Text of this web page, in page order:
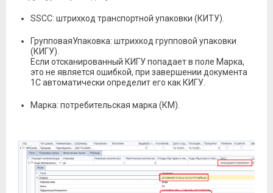
SSCC: штрихкод транспортной упаковки (КИТУ).
ГрупповаяУпаковка: штрихкод групповой упаковки
(КИГУ).
Если отсканированный КИГУ попадает в поле Марка,
это не является ошибкой, при завершении документа
1С автоматически определит его как КИГУ.
Марка: потребительская марка (КМ).